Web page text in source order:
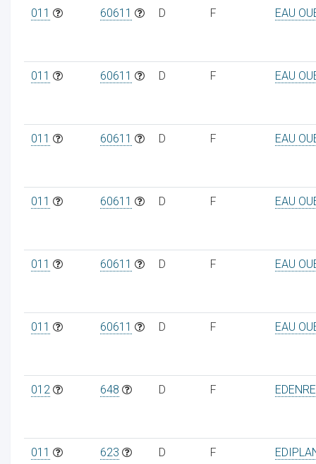
011 60611 D F EAU
011 60611 D F EAU
011 60611 D F EAU
011 60611 D F EAU
011 60611 D F EAU
011 60611 D F EAU
012 648 D F
011 623 D F